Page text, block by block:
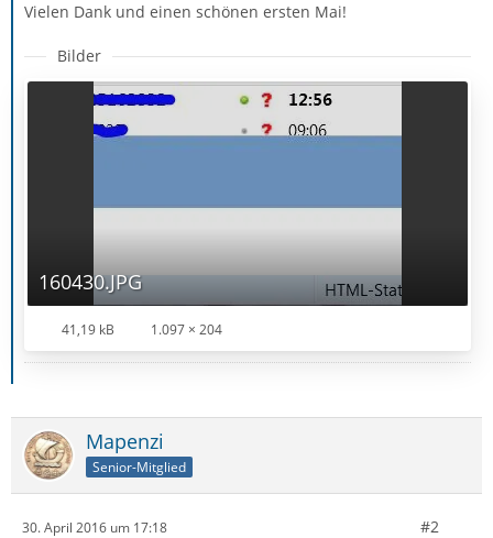
Vielen Dank und einen schönen ersten Mai!
Bilder
160430.JPG
41,19 kB 1.097 × 204
Mapenzi
Senior-Mitglied
30. April 2016 um 17:18 #2